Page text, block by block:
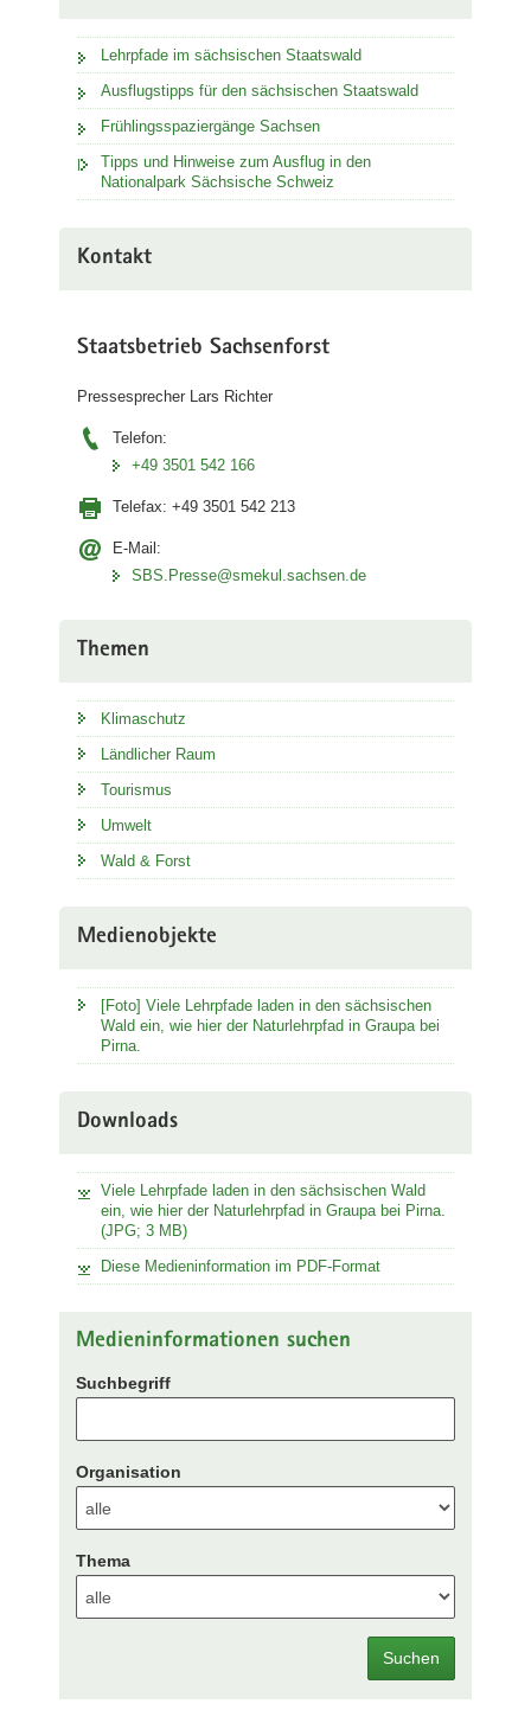
Lehrpfade im sächsischen Staatswald
Ausflugstipps für den sächsischen Staatswald
Frühlingsspaziergänge Sachsen
Tipps und Hinweise zum Ausflug in den
Nationalpark Sächsische Schweiz
Kontakt
Staatsbetrieb Sachsenforst
Pressesprecher Lars Richter
Telefon:
+49 3501 542 166
Telefax: +49 3501 542 213
E-Mail:
SBS.Presse@smekul.sachsen.de
Themen
Klimaschutz
Ländlicher Raum
Tourismus
Umwelt
Wald & Forst
Medienobjekte
[Foto] Viele Lehrpfade laden in den sächsischen
Wald ein, wie hier der Naturlehrpfad in Graupa bei
Pirna.
Downloads
Viele Lehrpfade laden in den sächsischen Wald
ein, wie hier der Naturlehrpfad in Graupa bei Pirna.
(JPG; 3 MB)
Diese Medieninformation im PDF-Format
Medieninformationen suchen
Suchbegriff
Organisation
Thema
Suchen